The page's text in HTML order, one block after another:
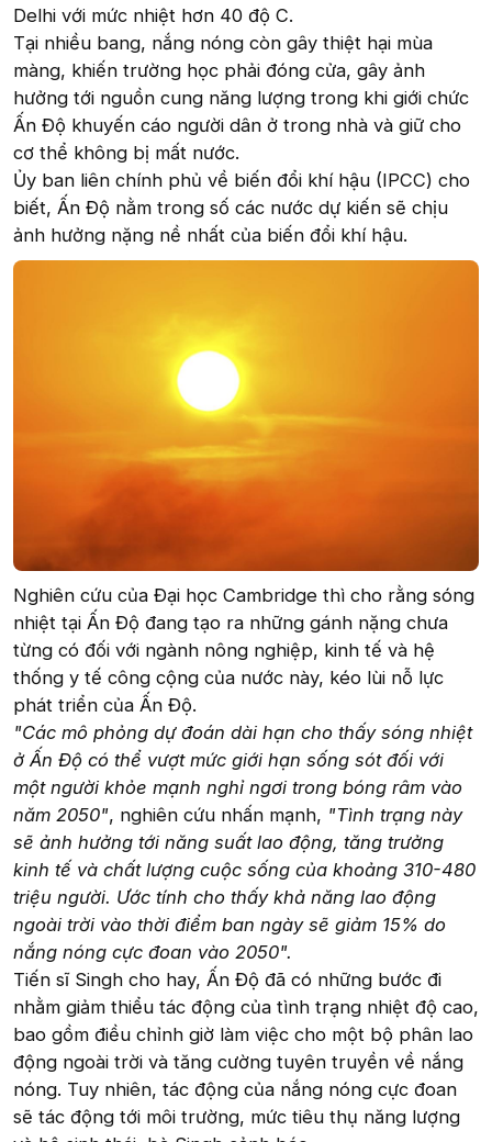
Delhi với mức nhiệt hơn 40 độ C.
Tại nhiều bang, nắng nóng còn gây thiệt hại mùa
màng, khiến trường học phải đóng cửa, gây ảnh
hưởng tới nguồn cung năng lượng trong khi giới chức
Ấn Độ khuyến cáo người dân ở trong nhà và giữ cho
cơ thể không bị mất nước.
Ủy ban liên chính phủ về biến đổi khí hậu (IPCC) cho
biết, Ấn Độ nằm trong số các nước dự kiến sẽ chịu
ảnh hưởng nặng nề nhất của biến đổi khí hậu.
Nghiên cứu của Đại học Cambridge thì cho rằng sóng
nhiệt tại Ấn Độ đang tạo ra những gánh nặng chưa
từng có đối với ngành nông nghiệp, kinh tế và hệ
thống y tế công cộng của nước này, kéo lùi nỗ lực
phát triển của Ấn Độ.
"Các mô phỏng dự đoán dài hạn cho thấy sóng nhiệt
ở Ấn Độ có thể vượt mức giới hạn sống sót đối với
một người khỏe mạnh nghỉ ngơi trong bóng râm vào
năm 2050", nghiên cứu nhấn mạnh, "Tình trạng này
sẽ ảnh hưởng tới năng suất lao động, tăng trưởng
kinh tế và chất lượng cuộc sống của khoảng 310-480
triệu người. Ước tính cho thấy khả năng lao động
ngoài trời vào thời điểm ban ngày sẽ giảm 15% do
nắng nóng cực đoan vào 2050".
Tiến sĩ Singh cho hay, Ấn Độ đã có những bước đi
nhằm giảm thiểu tác động của tình trạng nhiệt độ cao,
bao gồm điều chỉnh giờ làm việc cho một bộ phân lao
động ngoài trời và tăng cường tuyên truyền về nắng
nóng. Tuy nhiên, tác động của nắng nóng cực đoan
sẽ tác động tới môi trường, mức tiêu thụ năng lượng